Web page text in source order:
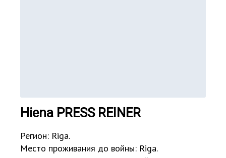
Hiena PRESS REINER
Регион: Riga.
Место проживания до войны: Riga.